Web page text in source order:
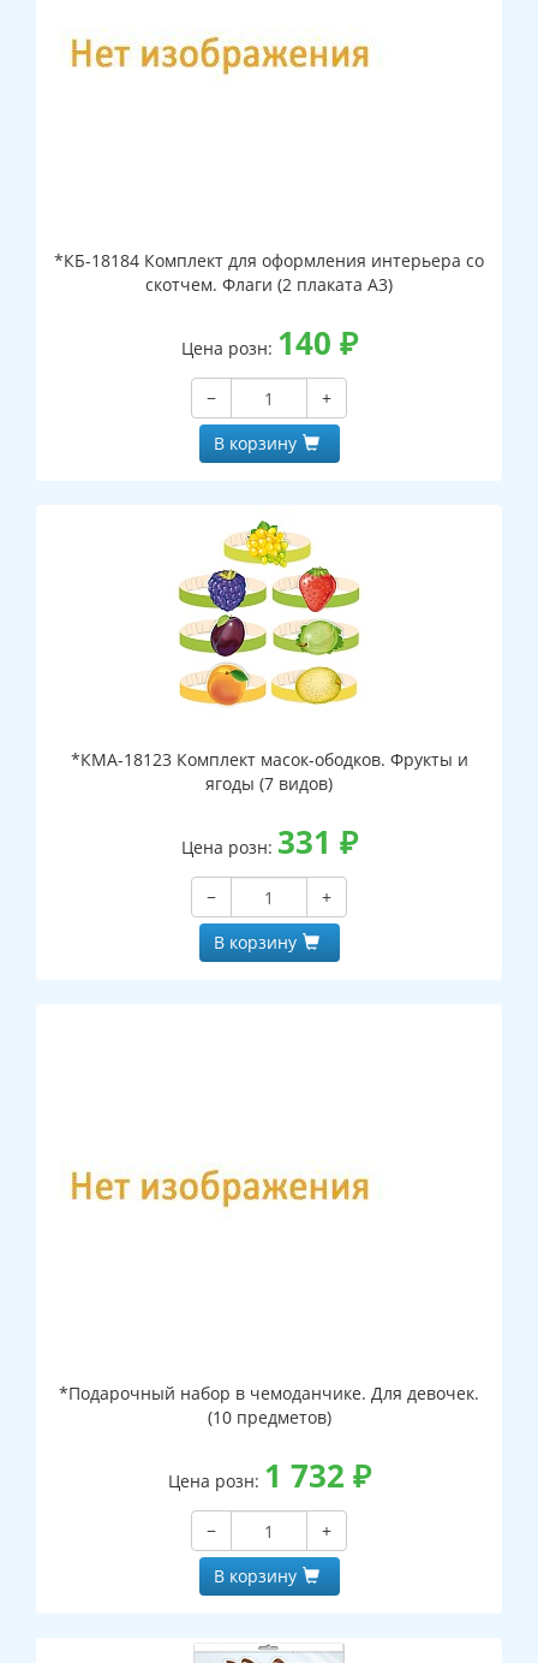
*КБ-18184 Комплект для оформления интерьера со
скотчем. Флаги (2 плаката А3)
Цена розн: 140 ₽
−
+
В корзину
*КМА-18123 Комплект масок-ободков. Фрукты и
ягоды (7 видов)
Цена розн: 331 ₽
−
+
В корзину
*Подарочный набор в чемоданчике. Для девочек.
(10 предметов)
Цена розн: 1 732 ₽
−
+
В корзину